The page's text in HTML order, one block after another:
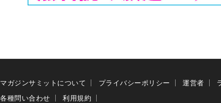
マガジンサミットについて プライバシーポリシー 運営者
各種問い合わせ
利用規約